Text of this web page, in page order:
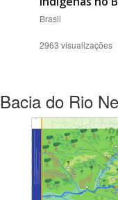
Brasil
2963 visualizações
Bacia do Rio